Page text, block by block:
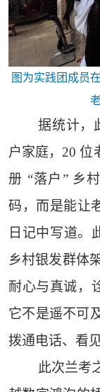
图为实践团成员
据统计，
户家庭，20 位
册 “落户” 乡
码，而是能让
日记中写道。
乡村银发群体
耐心与真诚，
它不是遥不可
拨通电话、看
此次兰考